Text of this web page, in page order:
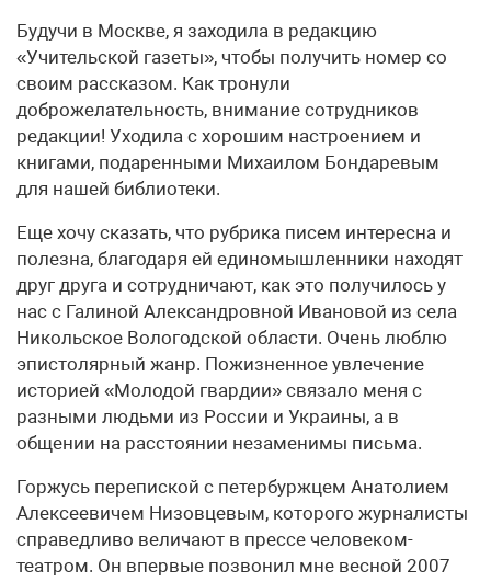
Будучи в Москве, я заходила в редакцию
«Учительской газеты», чтобы получить номер со
своим рассказом. Как тронули
доброжелательность, внимание сотрудников
редакции! Уходила с хорошим настроением и
книгами, подаренными Михаилом Бондаревым
для нашей библиотеки.
Еще хочу сказать, что рубрика писем интересна и
полезна, благодаря ей единомышленники находят
друг друга и сотрудничают, как это получилось у
нас с Галиной Александровной Ивановой из села
Никольское Вологодской области. Очень люблю
эпистолярный жанр. Пожизненное увлечение
историей «Молодой гвардии» связало меня с
разными людьми из России и Украины, а в
общении на расстоянии незаменимы письма.
Горжусь перепиской с петербуржцем Анатолием
Алексеевичем Низовцевым, которого журналисты
справедливо величают в прессе человеком-
театром. Он впервые позвонил мне весной 2007